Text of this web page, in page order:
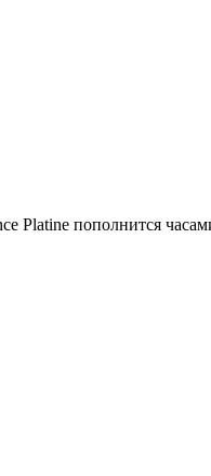
Platine пополнится